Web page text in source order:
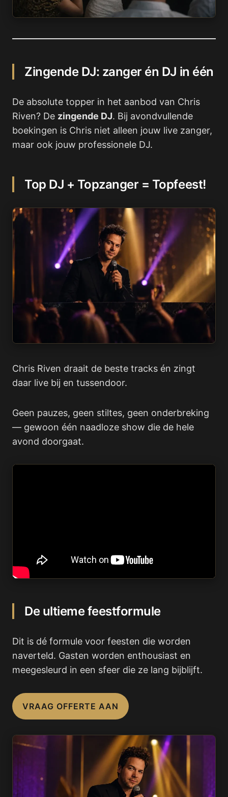
Zingende DJ: zanger én DJ in één
De absolute topper in het aanbod van Chris
Riven? De zingende DJ. Bij avondvullende
boekingen is Chris niet alleen jouw live zanger,
maar ook jouw professionele DJ.
Top DJ + Topzanger = Topfeest!
Chris Riven draait de beste tracks én zingt
daar live bij en tussendoor.
Geen pauzes, geen stiltes, geen onderbreking
— gewoon één naadloze show die de hele
avond doorgaat.
De ultieme feestformule
Dit is dé formule voor feesten die worden
naverteld. Gasten worden enthousiast en
meegesleurd in een sfeer die ze lang bijblijft.
VRAAG OFFERTE AAN